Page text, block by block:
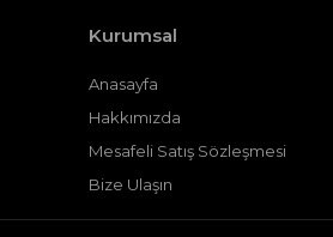
Kurumsal
Anasayfa
Hakkımızda
Mesafeli Satış Sözleşmesi
Bize Ulaşın